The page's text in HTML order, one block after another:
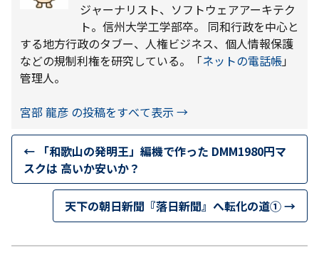
ジャーナリスト、ソフトウェアアーキテク
ト。信州大学工学部卒。 同和行政を中心と
する地方行政のタブー、人権ビジネス、個人情報保護
などの規制利権を研究している。「ネットの電話帳」
管理人。
宮部 龍彦 の投稿をすべて表示 →
← 「和歌山の発明王」編機で作った DMM1980円マ
スクは 高いか安いか？
天下の朝日新聞『落日新聞』へ転化の道①→